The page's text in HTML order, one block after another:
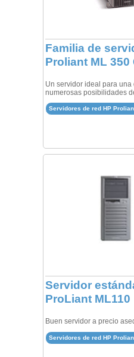
Familia de
Proliant ML 350
Un servidor ideal para
numerosas posibilidades
Servidores de red HP
Servidor
ProLiant ML110
Buen servidor a precio
Servidores de red HP